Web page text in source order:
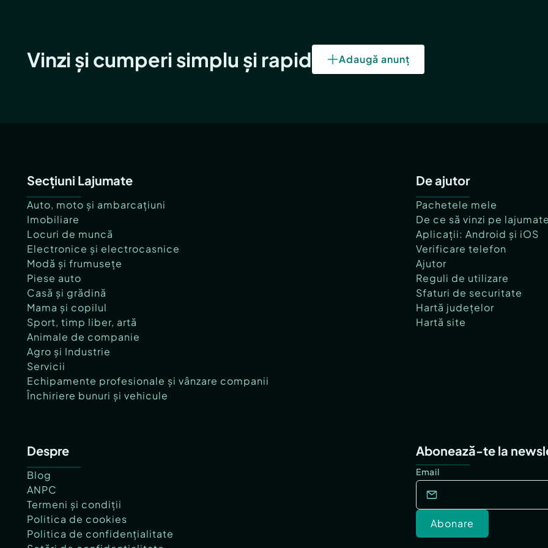
Vinzi și cumperi simplu și rapid Adaugă anunț
Secțiuni Lajumate
Auto, moto și ambarcațiuni
Imobiliare
Locuri de muncă
Electronice și electrocasnice
Modă și frumusețe
Piese auto
Casă și grădină
Mama și copilul
Sport, timp liber, artă
Animale de companie
Agro și Industrie
Servicii
Echipamente profesionale și vânzare companii
Închiriere bunuri și vehicule
De ajutor
Pachetele mele
De ce să vinzi pe
Aplicații: Android și iOS
Verificare telefon
Ajutor
Reguli de utilizare
Sfaturi de securitate
Hartă județelor
Hartă site
Despre
Blog
ANPC
Termeni și condiții
Politica de cookies
Politica de confidențialitate
Abonează-te la
Email
Abonare